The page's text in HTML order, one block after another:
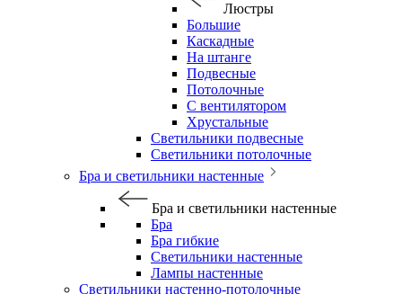
Люстры
Большие
Каскадные
На штанге
Подвесные
Потолочные
С вентилятором
Хрустальные
Светильники подвесные
Светильники потолочные
Бра и светильники настенные
Бра и светильники настенные
Бра
Бра гибкие
Светильники настенные
Лампы настенные
Светильники настенно-потолочные